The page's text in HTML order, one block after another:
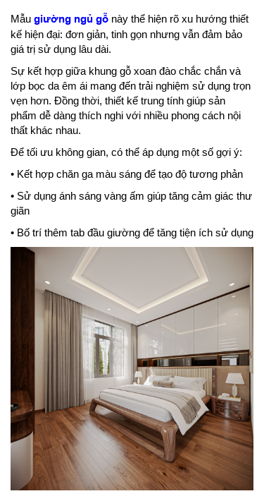
Mẫu giường ngủ gỗ này thể hiện rõ xu hướng thiết
kế hiện đại: đơn giản, tinh gọn nhưng vẫn đảm bảo
giá trị sử dụng lâu dài.
Sự kết hợp giữa khung gỗ xoan đào chắc chắn và
lớp bọc da êm ái mang đến trải nghiệm sử dụng trọn
vẹn hơn. Đồng thời, thiết kế trung tính giúp sản
phẩm dễ dàng thích nghi với nhiều phong cách nội
thất khác nhau.
Để tối ưu không gian, có thể áp dụng một số gợi ý:
• Kết hợp chăn ga màu sáng để tạo độ tương phản
• Sử dụng ánh sáng vàng ấm giúp tăng cảm giác thư
giãn
• Bố trí thêm tab đầu giường để tăng tiện ích sử dụng